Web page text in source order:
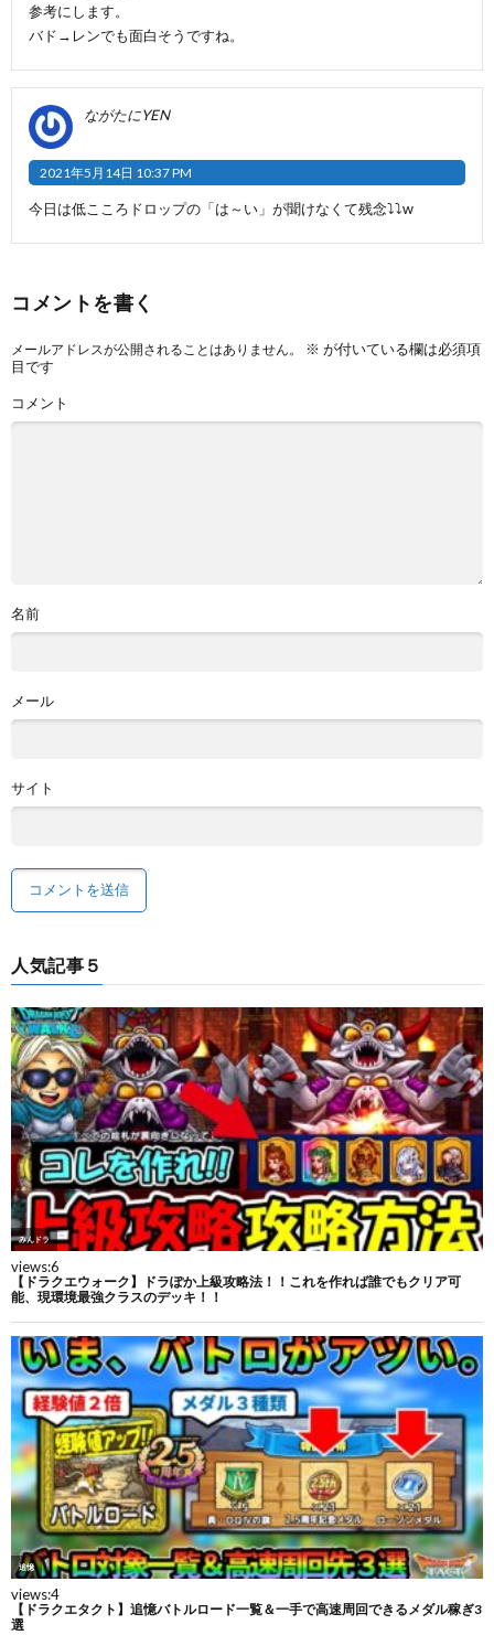
参考にします。
バド→レンでも面白そうですね。
ながたにYEN
2021年5月14日 10:37 PM
今日は低こころドロップの「は～い」が聞けなくて残念⤵️⤵️w
コメントを書く
メールアドレスが公開されることはありません。 ※ が付いている欄は必須項
目です
コメント
名前
メール
サイト
人気記事５